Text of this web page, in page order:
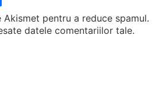
pentru a reduce spamul.
datele comentariilor tale.